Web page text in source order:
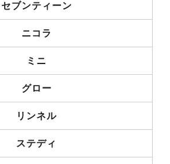
セブンティーン
ニコラ
ミニ
グロー
リンネル
ステディ